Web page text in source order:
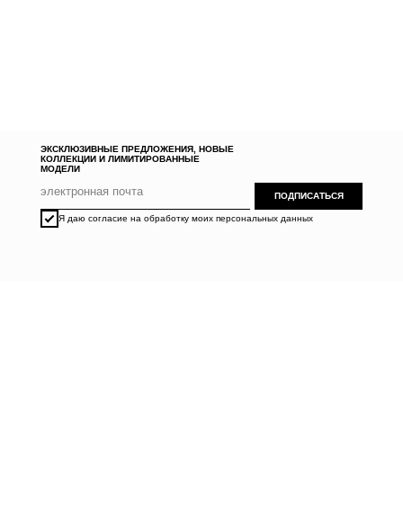
ЭКСКЛЮЗИВНЫЕ ПРЕДЛОЖЕНИЯ, НОВЫЕ
КОЛЛЕКЦИИ И ЛИМИТИРОВАННЫЕ
МОДЕЛИ
Я даю согласие на обработку моих персональных данных
ПОДПИСАТЬСЯ